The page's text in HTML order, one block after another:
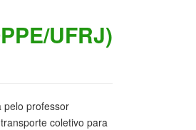
UFRJ)
pelo professor
coletivo para